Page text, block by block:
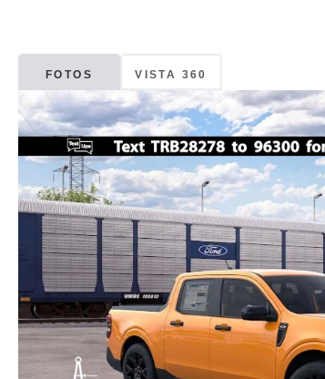
FOTOS VISTA 360